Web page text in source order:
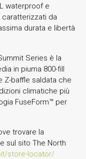
waterproof e
da
durata e libertà
Series è la
in piuma 800-fill
Z-baffle saldata che
climatiche più
FuseForm™ per
trovare la
sul sito The North
store-locator/